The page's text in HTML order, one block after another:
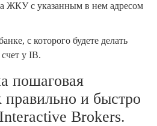
ЖКУ с указанным в нем адресом
с которого будете делать
у IB.
пошаговая
правильно и быстро
Brokers.